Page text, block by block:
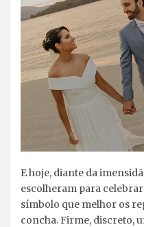
E hoje, diante da
escolheram para
símbolo que melhor os
concha. Firme, discreto,